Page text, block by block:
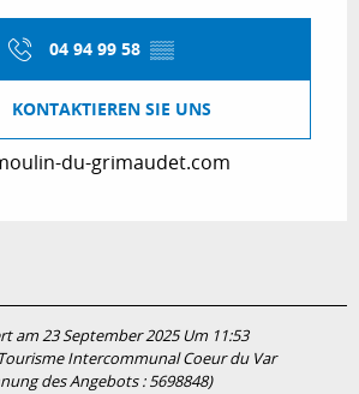
04 94 99 58 ▒▒
KONTAKTIEREN SIE UNS
du-grimaudet.com
am 23 September 2025 Um 11:53
Intercommunal Coeur du Var
des Angebots :5698848)